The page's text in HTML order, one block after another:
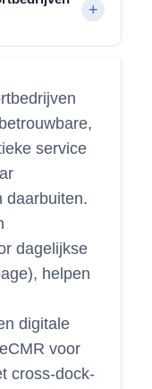
service
daarbuiten.
dagelijkse
helpen
digitale
voor
cross-dock-